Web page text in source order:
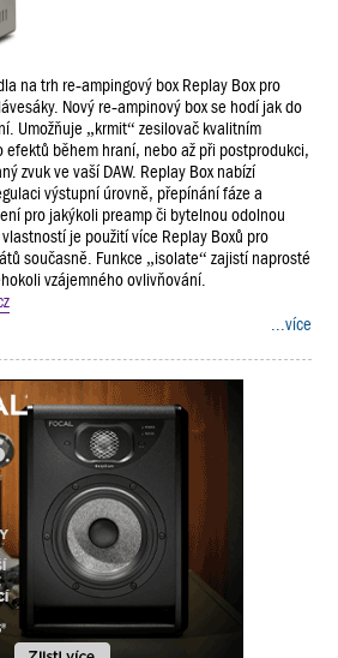
na trh re‑ampingový box Replay Box pro
Nový re‑ampinový box se hodí jak do
Umožňuje „krmit“ zesilovač kvalitním
efektů během hraní, nebo až při postprodukci,
zvuk ve vaší DAW. Replay Box nabízí
výstupní úrovně, přepínání fáze a
pro jakýkoli preamp či bytelnou odolnou
je použití více Replay Boxů pro
současně. Funkce „isolate“ zajistí naprosté
vzájemného ovlivňování.
...více